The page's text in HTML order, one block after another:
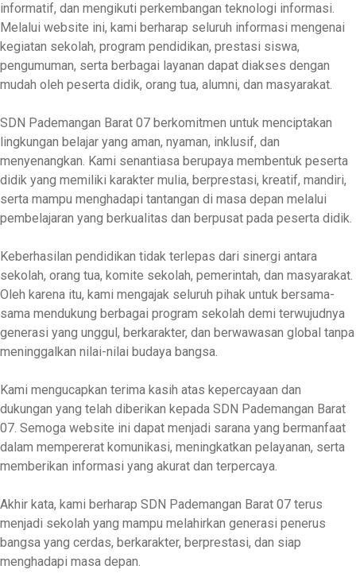
informatif, dan mengikuti perkembangan teknologi informasi.
Melalui website ini, kami berharap seluruh informasi mengenai
kegiatan sekolah, program pendidikan, prestasi siswa,
pengumuman, serta berbagai layanan dapat diakses dengan
mudah oleh peserta didik, orang tua, alumni, dan masyarakat.
SDN Pademangan Barat 07 berkomitmen untuk menciptakan
lingkungan belajar yang aman, nyaman, inklusif, dan
menyenangkan. Kami senantiasa berupaya membentuk peserta
didik yang memiliki karakter mulia, berprestasi, kreatif, mandiri,
serta mampu menghadapi tantangan di masa depan melalui
pembelajaran yang berkualitas dan berpusat pada peserta didik.
Keberhasilan pendidikan tidak terlepas dari sinergi antara
sekolah, orang tua, komite sekolah, pemerintah, dan masyarakat.
Oleh karena itu, kami mengajak seluruh pihak untuk bersama-
sama mendukung berbagai program sekolah demi terwujudnya
generasi yang unggul, berkarakter, dan berwawasan global tanpa
meninggalkan nilai-nilai budaya bangsa.
Kami mengucapkan terima kasih atas kepercayaan dan
dukungan yang telah diberikan kepada SDN Pademangan Barat
07. Semoga website ini dapat menjadi sarana yang bermanfaat
dalam mempererat komunikasi, meningkatkan pelayanan, serta
memberikan informasi yang akurat dan terpercaya.
Akhir kata, kami berharap SDN Pademangan Barat 07 terus
menjadi sekolah yang mampu melahirkan generasi penerus
bangsa yang cerdas, berkarakter, berprestasi, dan siap
menghadapi masa depan.